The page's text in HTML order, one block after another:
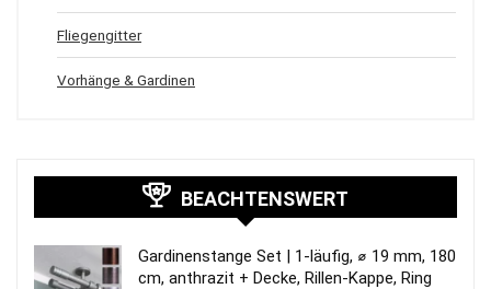
Fliegengitter
Vorhänge & Gardinen
BEACHTENSWERT
Gardinenstange Set | 1-läufig, ⌀ 19 mm, 180
cm, anthrazit + Decke, Rillen-Kappe, Ring